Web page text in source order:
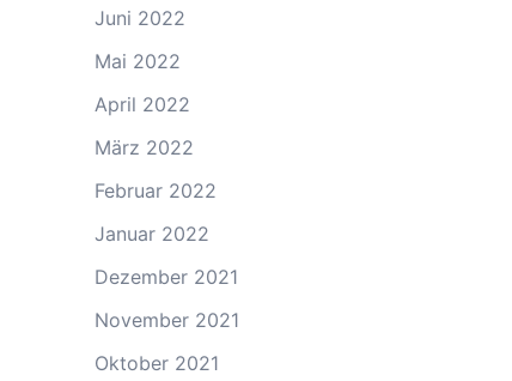
Juni 2022
Mai 2022
April 2022
März 2022
Februar 2022
Januar 2022
Dezember 2021
November 2021
Oktober 2021